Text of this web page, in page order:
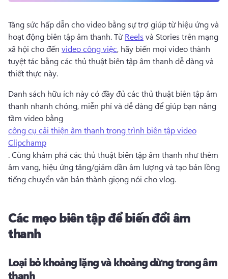
Tăng sức hấp dẫn cho video bằng sự trợ giúp từ hiệu ứng và
hoạt động biên tập âm thanh. Từ Reels và Stories trên mạng
xã hội cho đến video công việc, hãy biến mọi video thành
tuyệt tác bằng các thủ thuật biên tập âm thanh dễ dàng và
thiết thực này.
Danh sách hữu ích này có đầy đủ các thủ thuật biên tập âm
thanh nhanh chóng, miễn phí và dễ dàng để giúp bạn nâng
tầm video bằng
công cụ cải thiện âm thanh trong trình biên tập video
Clipchamp
. Cùng khám phá các thủ thuật biên tập âm thanh như thêm
âm vang, hiệu ứng tăng/giảm dần âm lượng và tạo bản lồng
tiếng chuyển văn bản thành giọng nói cho vlog.
Các mẹo biên tập để biến đổi âm
thanh
Loại bỏ khoảng lặng và khoảng dừng trong âm
thanh